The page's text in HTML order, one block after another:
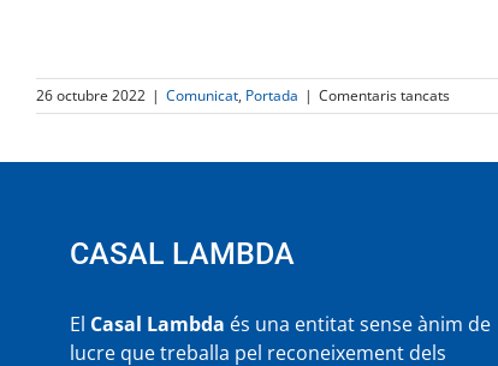
26 octubre 2022 | Comunicat, Portada | Comentaris tancatsa
Adéu
la
CASAL LAMBDA
El Casal Lambda és una entitat sense ànim de
lucre que treballa pel reconeixement dels